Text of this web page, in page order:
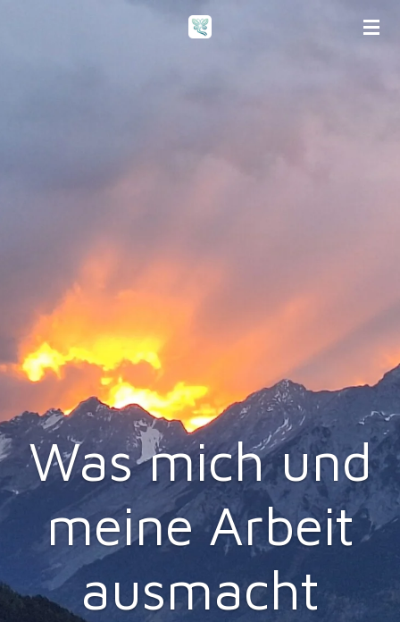
Was mich und
meine Arbeit
ausmacht